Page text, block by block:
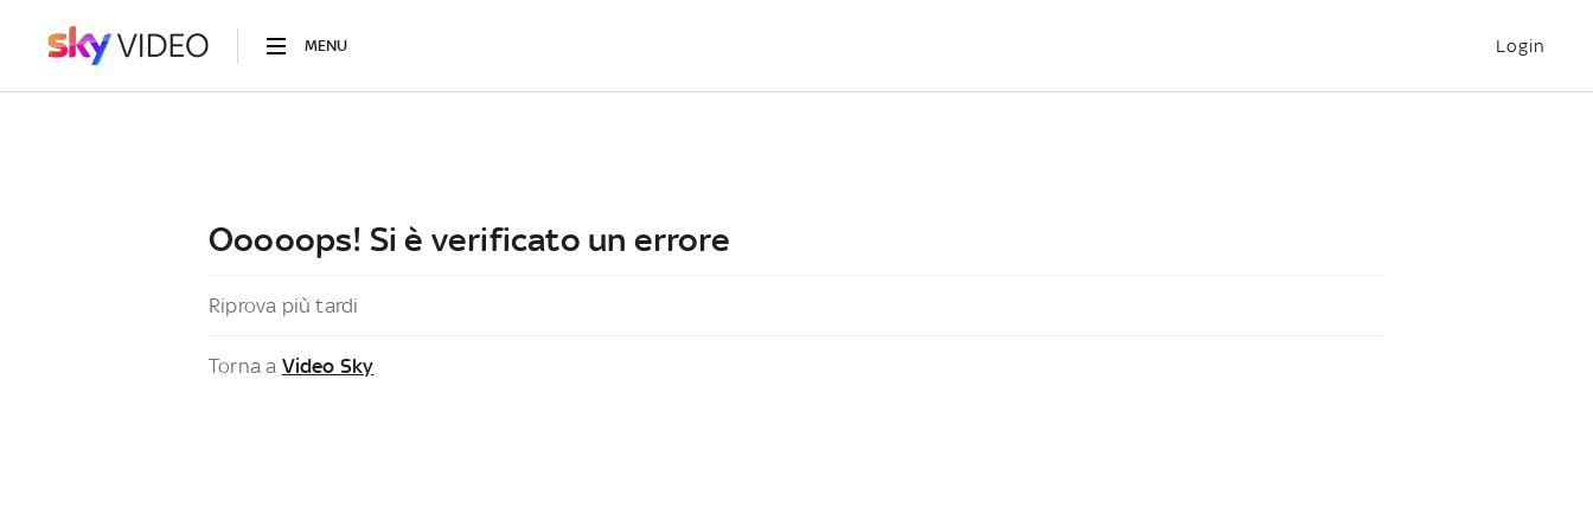
MENU Login
Ooooops! Si è verificato un errore
Riprova più tardi
Torna a Video Sky